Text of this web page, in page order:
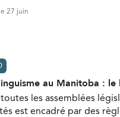
27 juin
au Manitoba :
toutes les assemblées
est encadré par des